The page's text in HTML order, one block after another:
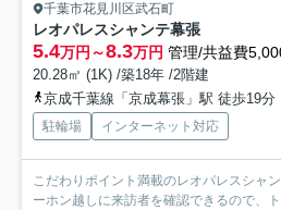
千葉市花見川区武石町
レオパレスシャンテ幕張
5.4万円～8.3万円 管理/共益費
20.28㎡ (1K) /築18年 /2階建
京成千葉線「京成幕張」駅 徒歩19分
駐輪場 インターネット対応
こだわりポイント満載のレオパレスシャ
ーホン越しに来訪者を確認できるので、